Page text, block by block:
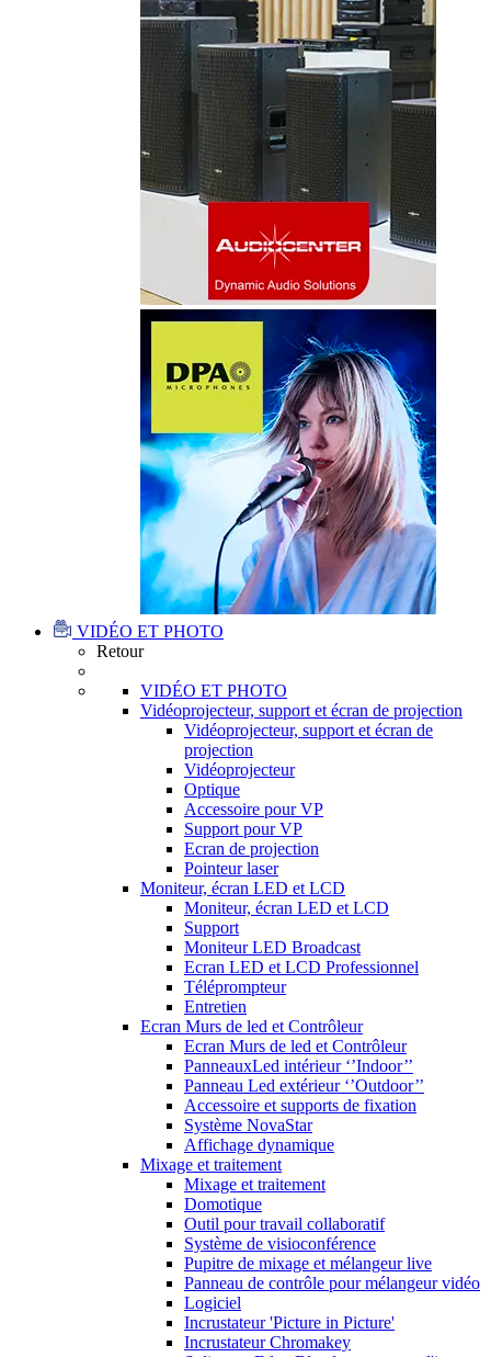
VIDÉO ET PHOTO
Retour
VIDÉO ET PHOTO
Vidéoprojecteur, support et écran de projection
Vidéoprojecteur, support et écran de
projection
Vidéoprojecteur
Optique
Accessoire pour VP
Support pour VP
Ecran de projection
Pointeur laser
Moniteur, écran LED et LCD
Moniteur, écran LED et LCD
Support
Moniteur LED Broadcast
Ecran LED et LCD Professionnel
Téléprompteur
Entretien
Ecran Murs de led et Contrôleur
Ecran Murs de led et Contrôleur
PanneauxLed intérieur ‘’Indoor’’
Panneau Led extérieur ‘’Outdoor’’
Accessoire et supports de fixation
Système NovaStar
Affichage dynamique
Mixage et traitement
Mixage et traitement
Domotique
Outil pour travail collaboratif
Système de visioconférence
Pupitre de mixage et mélangeur live
Panneau de contrôle pour mélangeur vidéo
Logiciel
Incrustateur 'Picture in Picture'
Incrustateur Chromakey